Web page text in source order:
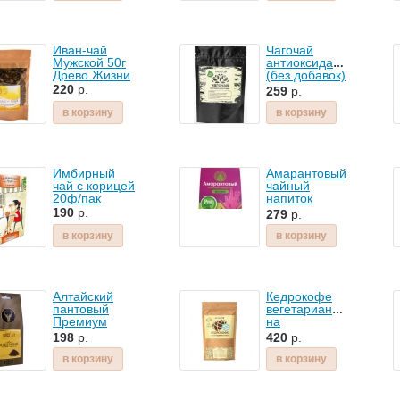
Иван-чай
Мужской 50г
Древо Жизни
220 р.
в корзину
Чагочай
антиоксидантный
(без добавок)
100г
259 р.
в корзину
Имбирный
чай с корицей
20ф/пак
190 р.
в корзину
Амарантовый
чайный
напиток
листовой 50г
279 р.
в корзину
Алтайский
пантовый
Премиум
чайный
напиток 20 ф/
пак
198 р.
в корзину
Кедрокофе
вегетарианский
на
растительных
сливках (без
сахара) и
кокосовом
420 р.
в корзину